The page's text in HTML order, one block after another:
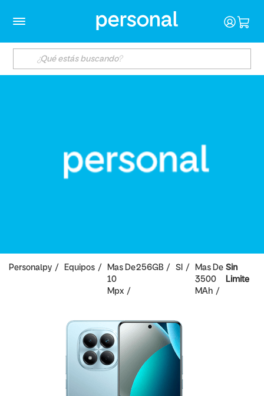
Personalpy Equipos
Mas De
10
Mpx
256GB SI
Mas De
3500
MAh
Sin
Limite